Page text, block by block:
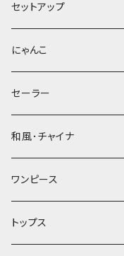
セットアップ
にゃんこ
セーラー
和風･チャイナ
ワンピース
トップス